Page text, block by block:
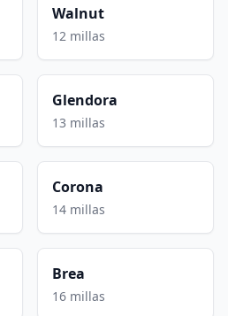
Walnut
12 millas
Glendora
13 millas
Corona
14 millas
Brea
16 millas